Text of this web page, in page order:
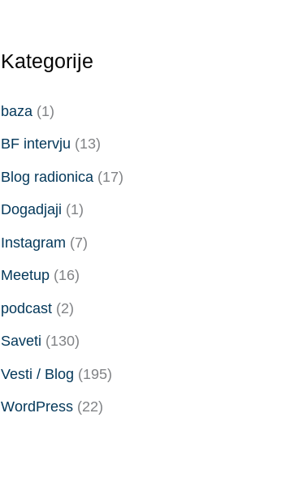
Kategorije
baza (1)
BF intervju (13)
Blog radionica (17)
Dogadjaji (1)
Instagram (7)
Meetup (16)
podcast (2)
Saveti (130)
Vesti / Blog (195)
WordPress (22)